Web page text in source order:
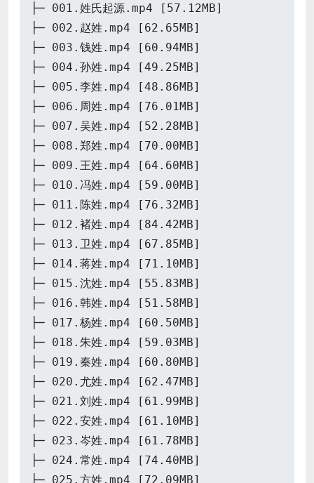
├─ 001.姓氏起源.mp4 [57.12MB]
├─ 002.赵姓.mp4 [62.65MB]
├─ 003.钱姓.mp4 [60.94MB]
├─ 004.孙姓.mp4 [49.25MB]
├─ 005.李姓.mp4 [48.86MB]
├─ 006.周姓.mp4 [76.01MB]
├─ 007.吴姓.mp4 [52.28MB]
├─ 008.郑姓.mp4 [70.00MB]
├─ 009.王姓.mp4 [64.60MB]
├─ 010.冯姓.mp4 [59.00MB]
├─ 011.陈姓.mp4 [76.32MB]
├─ 012.褚姓.mp4 [84.42MB]
├─ 013.卫姓.mp4 [67.85MB]
├─ 014.蒋姓.mp4 [71.10MB]
├─ 015.沈姓.mp4 [55.83MB]
├─ 016.韩姓.mp4 [51.58MB]
├─ 017.杨姓.mp4 [60.50MB]
├─ 018.朱姓.mp4 [59.03MB]
├─ 019.秦姓.mp4 [60.80MB]
├─ 020.尤姓.mp4 [62.47MB]
├─ 021.刘姓.mp4 [61.99MB]
├─ 022.安姓.mp4 [61.10MB]
├─ 023.岑姓.mp4 [61.78MB]
├─ 024.常姓.mp4 [74.40MB]
├─ 025.方姓.mp4 [72.09MB]